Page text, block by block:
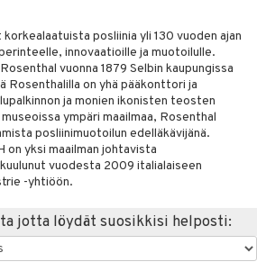
posliinia yli 130 vuoden ajan
innovaatioille ja muotoilulle.
vuonna 1879 Selbin kaupungissa
Rosenthalilla on yhä pääkonttori ja
ja monien ikonisten teosten
ympäri maailmaa, Rosenthal
posliinimuotoilun edelläkävijänä.
on yksi maailman johtavista
vuodesta 2009 italialaiseen
-yhtiöön.
jotta löydät suosikkisi helposti: